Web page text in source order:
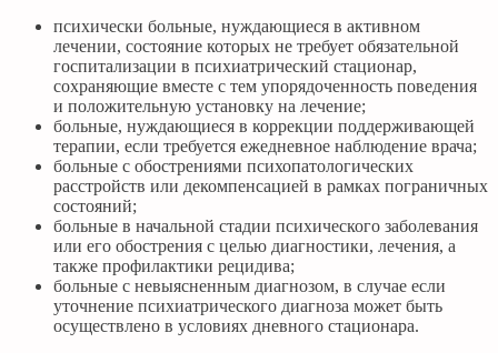
психически больные, нуждающиеся в активном
лечении, состояние которых не требует обязательной
госпитализации в психиатрический стационар,
сохраняющие вместе с тем упорядоченность поведения
и положительную установку на лечение;
больные, нуждающиеся в коррекции поддерживающей
терапии, если требуется ежедневное наблюдение врача;
больные с обострениями психопатологических
расстройств или декомпенсацией в рамках пограничных
состояний;
больные в начальной стадии психического заболевания
или его обострения с целью диагностики, лечения, а
также профилактики рецидива;
больные с невыясненным диагнозом, в случае если
уточнение психиатрического диагноза может быть
осуществлено в условиях дневного стационара.